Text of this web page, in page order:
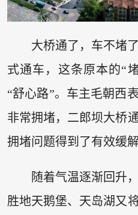
大桥通了，车不堵
式通车，这条原本的“
“舒心路”。车主毛朝西
非常拥堵，二郎坝大桥
拥堵问题得到了有效缓解
随着气温逐渐回升
胜地天鹅堡、天岛湖又